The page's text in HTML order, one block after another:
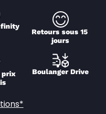
Retours sous 15
jours
prix
Boulanger Drive